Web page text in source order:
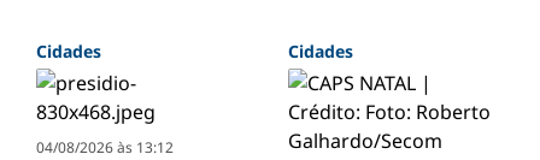
Cidades
04/08/2026 às 13:12
Cidades